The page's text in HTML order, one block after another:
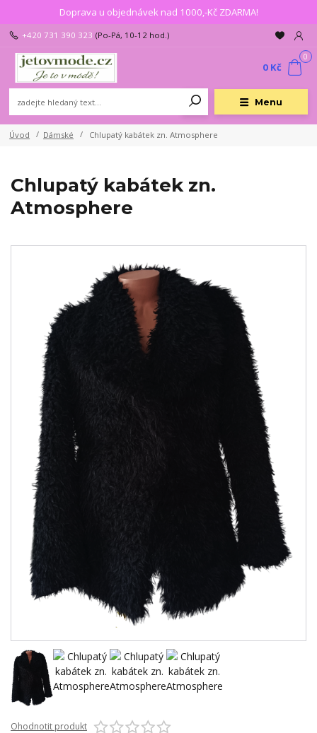
Doprava u objednávek nad 1000,-Kč ZDARMA!
Menu
+420 731 390 323 (Po-Pá, 10-12 hod.)
0
0 Kč
Úvod Dámské Chlupatý kabátek zn. Atmosphere
Chlupatý kabátek zn.
Atmosphere
Ohodnotit produkt